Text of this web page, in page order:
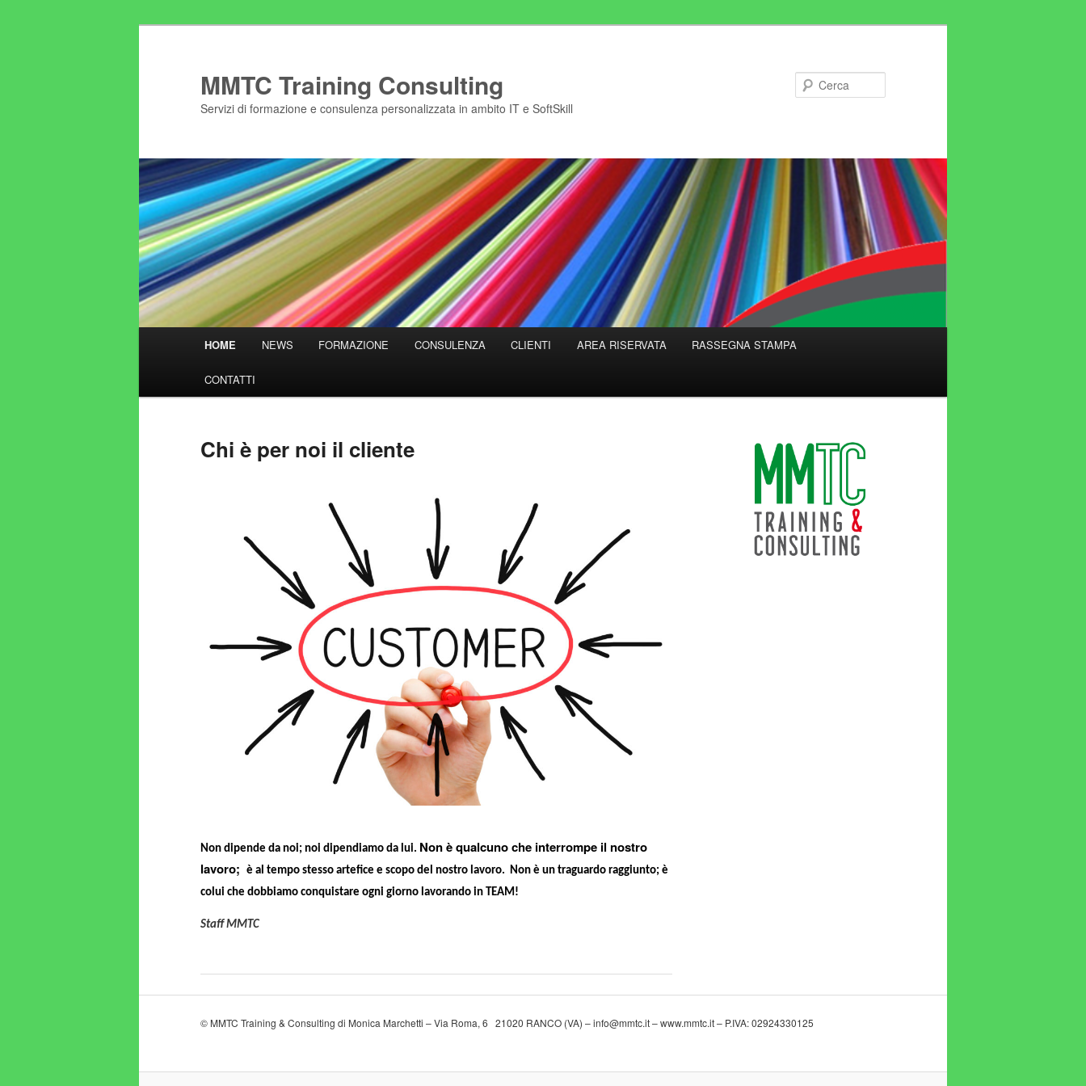
MMTC Training Consulting
Servizi di formazione e consulenza personalizzata in ambito IT e SoftSkill
HOME NEWS FORMAZIONE CONSULENZA CLIENTI AREA RISERVATA RASSEGNA STAMPA
CONTATTI
Chi è per noi il cliente
Non dipende da noi; noi dipendiamo da lui. Non è qualcuno che interrompe il nostro
lavoro; è al tempo stesso artefice e scopo del nostro lavoro. Non è un traguardo raggiunto; è
colui che dobbiamo conquistare ogni giorno lavorando in TEAM!
Staff MMTC
© MMTC Training & Consulting di Monica Marchetti – Via Roma, 6 21020 RANCO (VA) – info@mmtc.it – www.mmtc.it – P.IVA: 02924330125